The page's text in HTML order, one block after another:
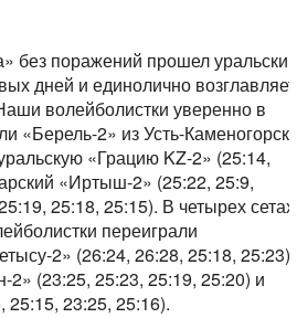
без поражений прошел
дней и единолично возглавляет
волейболистки уверенно в
«Берель-2» из Усть-
«Грацию KZ-2» (25:14,
«Иртыш-2» (25:22, 25:9,
25:18, 25:15). В четырех сетах
переиграли
2» (26:24, 26:28, 25:18, 25:23),
2» (23:25, 25:23, 25:19, 25:20) и
25:15, 23:25, 25:16).